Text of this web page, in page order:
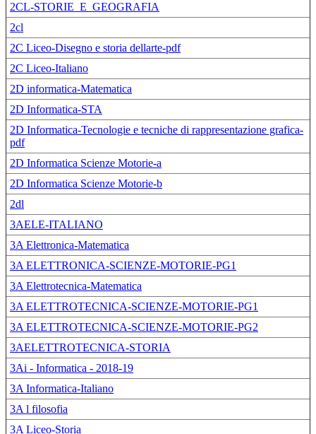
2CL-STORIE_E_GEOGRAFIA
2cl
2C Liceo-Disegno e storia dellarte-pdf
2C Liceo-Italiano
2D informatica-Matematica
2D Informatica-STA
2D Informatica-Tecnologie e tecniche di rappresentazione grafica-
pdf
2D Informatica Scienze Motorie-a
2D Informatica Scienze Motorie-b
2dl
3AELE-ITALIANO
3A Elettronica-Matematica
3A ELETTRONICA-SCIENZE-MOTORIE-PG1
3A Elettrotecnica-Matematica
3A ELETTROTECNICA-SCIENZE-MOTORIE-PG1
3A ELETTROTECNICA-SCIENZE-MOTORIE-PG2
3AELETTROTECNICA-STORIA
3Ai - Informatica - 2018-19
3A Informatica-Italiano
3A l filosofia
3A Liceo-Storia